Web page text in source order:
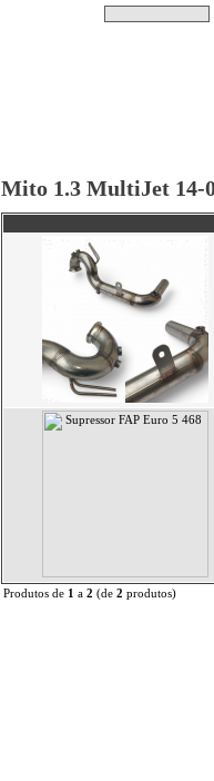
Mito 1.3 MultiJet 14-
Produtos de 1 a 2 (de 2 produtos)